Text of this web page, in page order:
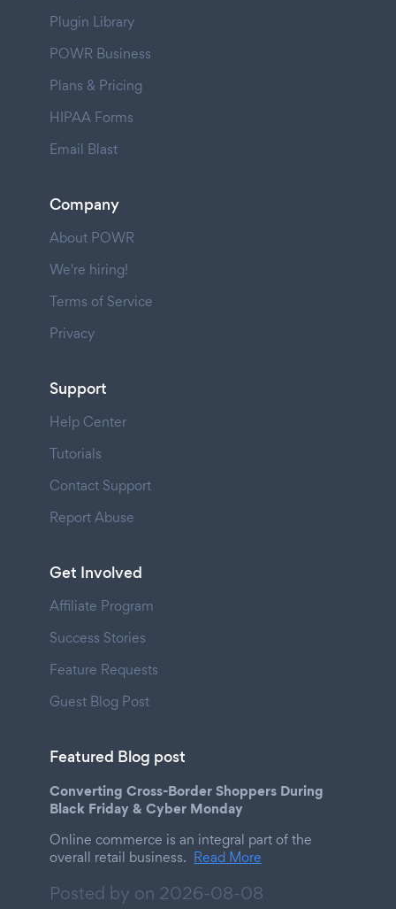
Plugin Library
POWR Business
Plans & Pricing
HIPAA Forms
Email Blast
Company
About POWR
We're hiring!
Terms of Service
Privacy
Support
Help Center
Tutorials
Contact Support
Report Abuse
Get Involved
Affiliate Program
Success Stories
Feature Requests
Guest Blog Post
Featured Blog post
Converting Cross-Border Shoppers During
Black Friday & Cyber Monday
Online commerce is an integral part of the
overall retail business. Read More
Posted by on 2026-08-08